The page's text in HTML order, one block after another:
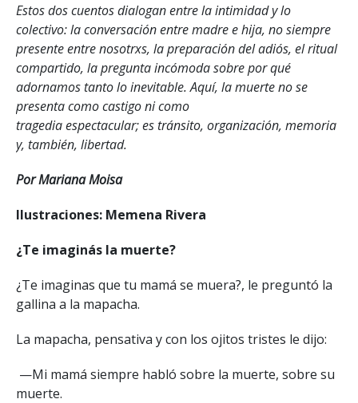
Estos dos cuentos dialogan entre la intimidad y lo
colectivo: la conversación entre madre e hija, no siempre
presente entre nosotrxs, la preparación del adiós, el ritual
compartido, la pregunta incómoda sobre por qué
adornamos tanto lo inevitable. Aquí, la muerte no se
presenta como castigo ni como
tragedia espectacular; es tránsito, organización, memoria
y, también, libertad.
Por Mariana Moisa
Ilustraciones: Memena Rivera
¿Te imaginás la muerte?
¿Te imaginas que tu mamá se muera?, le preguntó la
gallina a la mapacha.
La mapacha, pensativa y con los ojitos tristes le dijo:
—Mi mamá siempre habló sobre la muerte, sobre su
muerte.